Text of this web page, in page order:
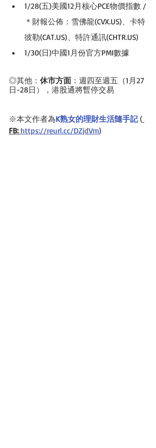
1/28(五)美國12月核心PCE物價指數 /
＊ 財報公佈：雪佛龍(CVX.US)、卡特
彼勒(CAT.US)、特許通訊(CHTR.US)
1/30(日)中國1月份官方PMI數據
◎其他： 休市方面 ：週四至週五（1月27
日-28日），港股通將暫停交易
※本文作者為K熟女的理財生活隨手記 (
FB: https://reurl.cc/DZjdVm)